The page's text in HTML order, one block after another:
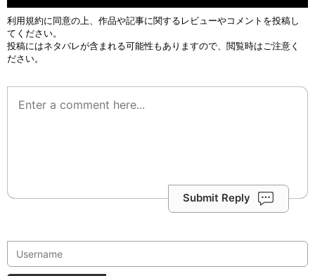
利用規約に同意の上、作品や記事に関するレビューやコメントを投稿し
てください。
投稿にはネタバレが含まれる可能性もありますので、閲覧時はご注意く
ださい。
Submit Reply